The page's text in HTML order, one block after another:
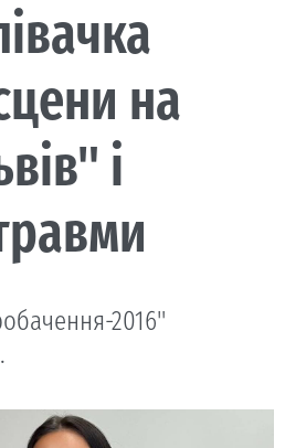
на
і
2016"